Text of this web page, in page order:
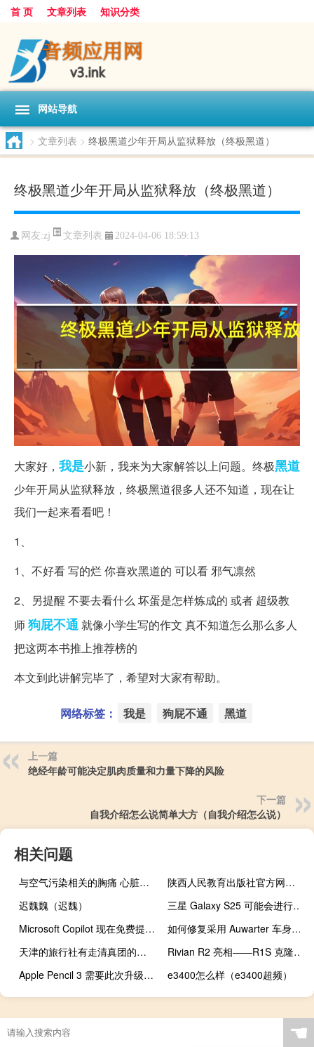
首 页 文章列表 知识分类
网站导航
> 文章列表 > 终极黑道少年开局从监狱释放（终极黑道）
终极黑道少年开局从监狱释放（终极黑道）
网友:zj 文章列表 2024-04-06 18:59:13
大家好， 我是小新，我来为大家解答以上问题。终极黑道
少年开局从监狱释放，终极黑道很多人还不知道，现在让
我们一起来看看吧！
1、
1、不好看 写的烂 你喜欢黑道的 可以看 邪气凛然
2、另提醒 不要去看什么 坏蛋是怎样炼成的 或者 超级教
师狗屁不通就像小学生写的作文 真不知道怎么那么多人
把这两本书推上推荐榜的
本文到此讲解完毕了，希望对大家有帮助。
网络标签： 我是 狗屁不通 黑道
上一篇
绝经年龄可能决定肌肉质量和力量下降的风险
下一篇
自我介绍怎么说简单大方（自我介绍怎么说）
相关问题
与空气污染相关的胸痛 心脏病住院率随季节变化
陕西人民教育出版社官方网站（陕西人民教育出版社练习册答案）
迟魏魏（迟魏）
三星 Galaxy S25 可能会进行无人要求的硬件更改
Microsoft Copilot 现在免费提供 OpenAI 的 GPT-4 Turbo
如何修复采用 Auwarter 车身的独特大众 T1
天津的旅行社有走清真团的吗（天津的旅行社）
Rivian R2 亮相——R1S 克隆版 起价 45,000 美元
Apple Pencil 3 需要此次升级才能成为更好的 iPad 配件
e3400怎么样（e3400超频）
☚